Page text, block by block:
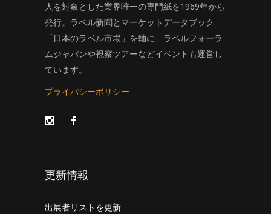
人を対象とした業界唯一の専門紙を1969年から
発行。ラベル新聞とマーケットデータブック
「日本のラベル市場」を軸に、ラベルフォーラ
ムジャパンや視察ツアーなどイベントも運営し
ています。
プライバシーポリシー
更新情報
出展者リストを更新